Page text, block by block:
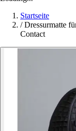
Startseite
/ Dressurmatte
Contact